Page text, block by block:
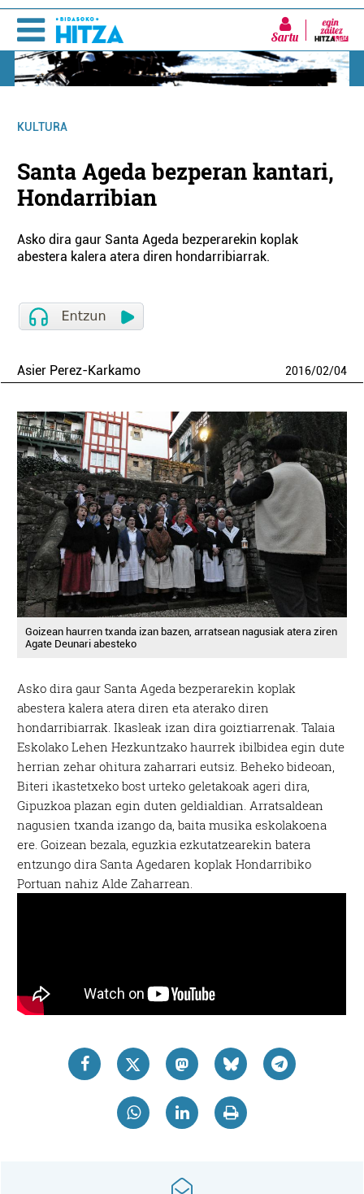
Sartu
KULTURA
Santa Ageda bezperan kantari,
Hondarribian
Asko dira gaur Santa Ageda bezperarekin koplak
abestera kalera atera diren hondarribiarrak.
Asier Perez-Karkamo 2016/02/04
Goizean haurren txanda izan bazen, arratsean nagusiak atera ziren
Agate Deunari abesteko
Asko dira gaur Santa Ageda bezperarekin koplak
abestera kalera atera diren eta aterako diren
hondarribiarrak. Ikasleak izan dira goiztiarrenak. Talaia
Eskolako Lehen Hezkuntzako haurrek ibilbidea egin dute
herrian zehar ohitura zaharrari eutsiz. Beheko bideoan,
Biteri ikastetxeko bost urteko geletakoak ageri dira,
Gipuzkoa plazan egin duten geldialdian. Arratsaldean
nagusien txanda izango da, baita musika eskolakoena
ere. Goizean bezala, eguzkia ezkutatzearekin batera
entzungo dira Santa Agedaren koplak Hondarribiko
Portuan nahiz Alde Zaharrean.